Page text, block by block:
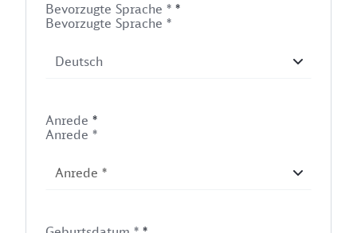
Bevorzugte Sprache * *
Bevorzugte Sprache *
Anrede *
Anrede *